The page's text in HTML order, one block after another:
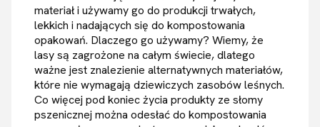
materiał i używamy go do produkcji trwałych,
lekkich i nadających się do kompostowania
opakowań. Dlaczego go używamy? Wiemy, że
lasy są zagrożone na całym świecie, dlatego
ważne jest znalezienie alternatywnych materiałów,
które nie wymagają dziewiczych zasobów leśnych.
Co więcej pod koniec życia produkty ze słomy
pszenicznej można odesłać do kompostowania